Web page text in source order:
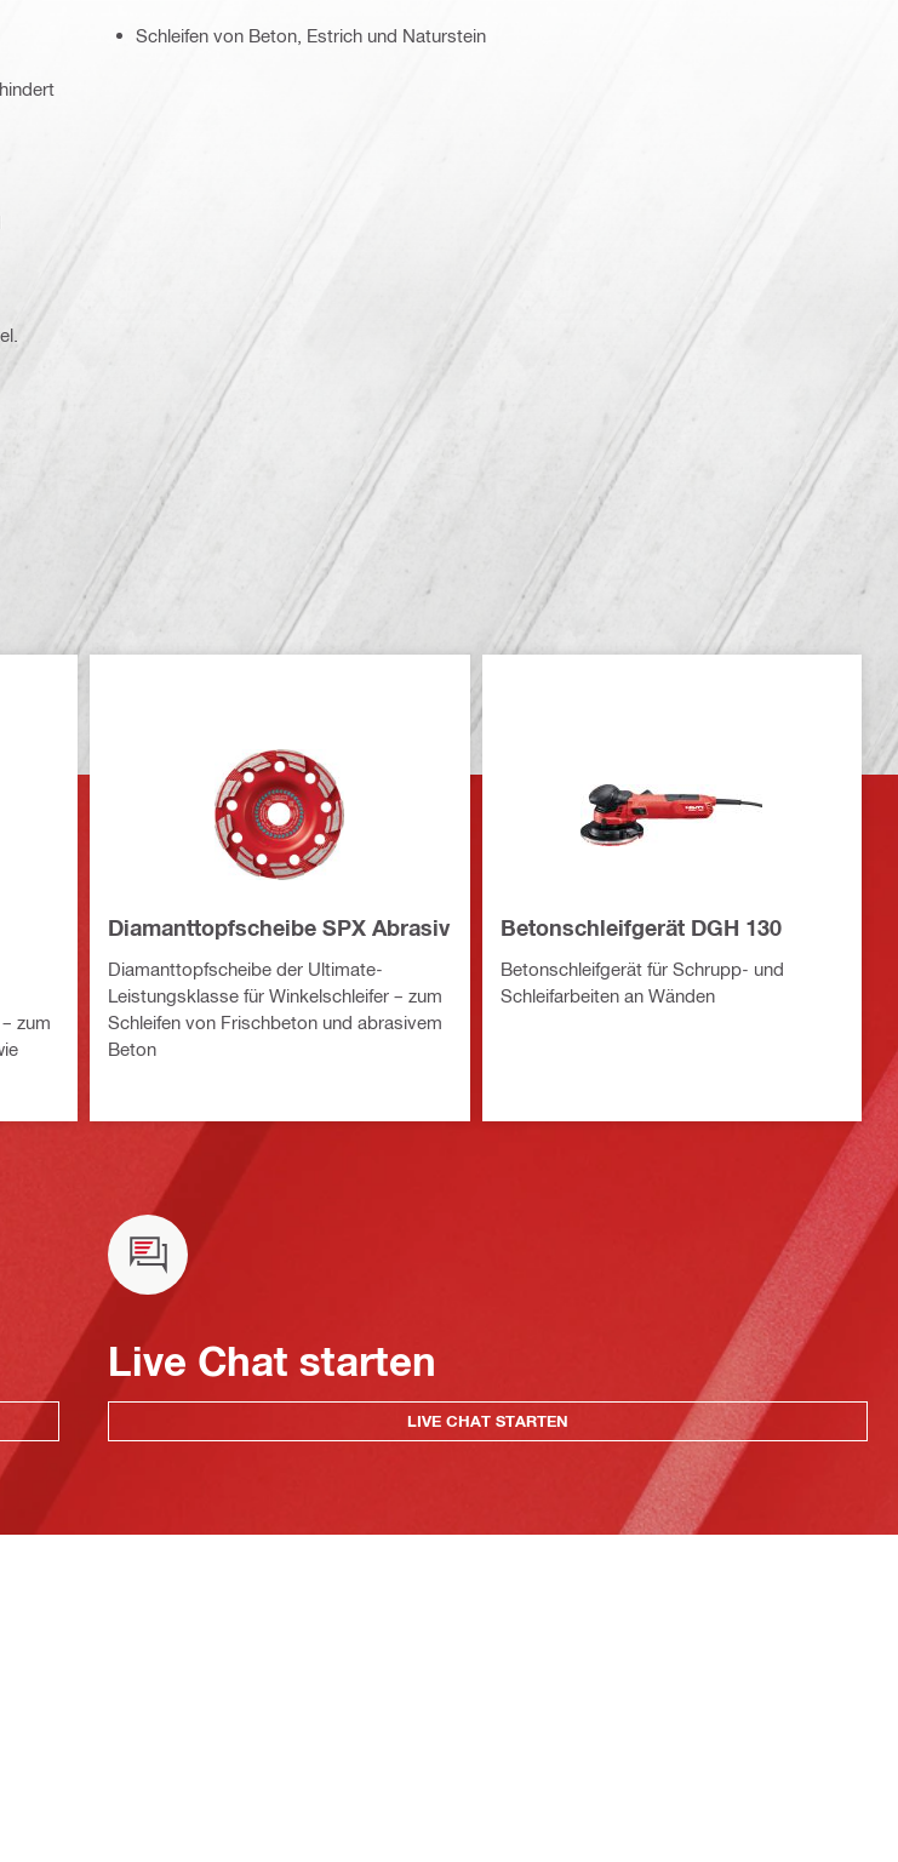
Schleifen von Beton, Estrich und Naturstein
zum
Diamanttopfscheibe SPX Abrasiv
Diamanttopfscheibe der Ultimate-
Leistungsklasse für Winkelschleifer – zum
Schleifen von Frischbeton und abrasivem
Beton
Betonschleifgerät DGH 130
Betonschleifgerät für Schrupp- und
Schleifarbeiten an Wänden
Live Chat starten
LIVE CHAT STARTEN